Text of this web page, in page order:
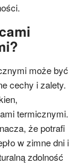
może być
cechy i zalety.
termicznymi.
że potrafi
w zimne dni i
zdolność